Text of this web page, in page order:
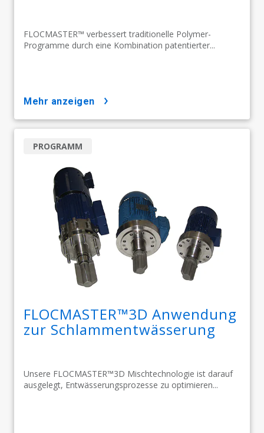
FLOCMASTER™ verbessert traditionelle Polymer-
Programme durch eine Kombination patentierter...
mehr anzeigen
FLOCMASTER™3D Anwendung
zur Schlammentwässerung
Unsere FLOCMASTER™3D Mischtechnologie ist darauf
ausgelegt, Entwässerungsprozesse zu optimieren...
PROGRAMM